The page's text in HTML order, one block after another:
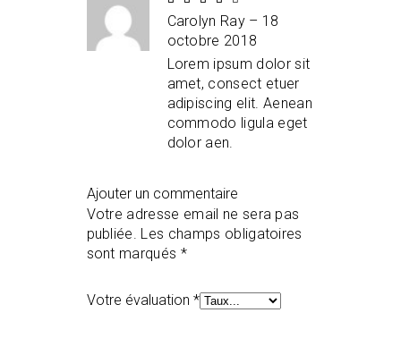
sur
Carolyn Ray – 18
octobre 2018
Lorem ipsum dolor sit
amet, consect etuer
adipiscing elit. Aenean
commodo ligula eget
dolor aen.
Ajouter un commentaire
Votre adresse email ne sera pas
publiée. Les champs obligatoires
sont marqués *
Votre évaluation *